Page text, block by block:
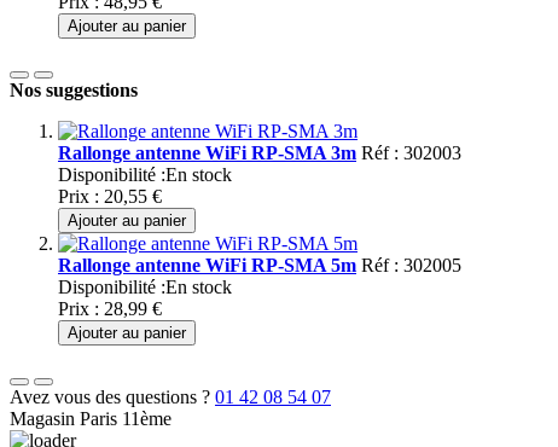
Ajouter au panier
Nos suggestions
Rallonge antenne WiFi RP-SMA 3m Réf : 302003
Disponibilité :En stock
Prix : 20,55 €
Ajouter au panier
Rallonge antenne WiFi RP-SMA 5m Réf : 302005
Disponibilité :En stock
Prix : 28,99 €
Ajouter au panier
Avez vous des questions ? 01 42 08 54 07
Magasin Paris 11ème